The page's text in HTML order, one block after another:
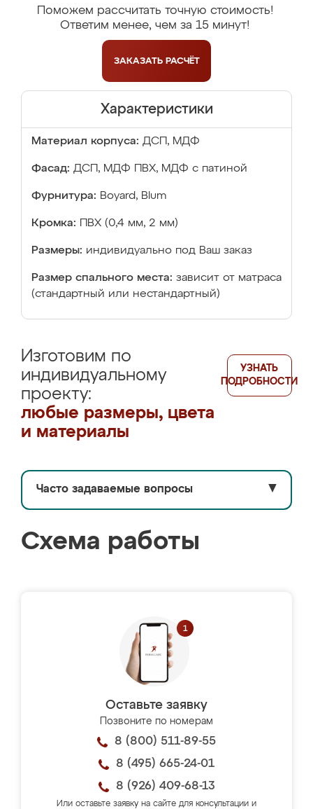
Поможем рассчитать точную стоимость!
Ответим менее, чем за 15 минут!
ЗАКАЗАТЬ РАСЧЁТ
Характеристики
Материал корпуса: ДСП, МДФ
Фасад: ДСП, МДФ ПВХ, МДФ с патиной
Фурнитура: Boyard, Blum
Кромка: ПВХ (0,4 мм, 2 мм)
Размеры: индивидуально под Ваш заказ
Размер спального места: зависит от матраса
(стандартный или нестандартный)
Изготовим по
индивидуальному
проекту:
любые размеры, цвета
и материалы
УЗНАТЬ
ПОДРОБНОСТИ
Часто задаваемые вопросы ▼
Схема работы
Оставьте заявку
Позвоните по номерам
8 (800) 511-89-55
8 (495) 665-24-01
8 (926) 409-68-13
Или оставьте заявку на сайте для консультации и